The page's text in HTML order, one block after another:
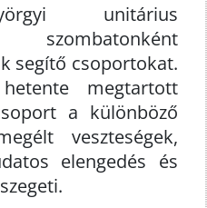
unitárius
szombatonként
segítő csoportokat.
megtartott
a különböző
veszteségek,
elengedés és